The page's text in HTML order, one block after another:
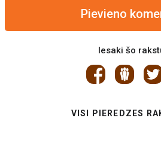
Pievieno
Iesaki šo
VISI PIEREDZES